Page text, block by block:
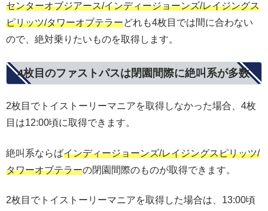
センターオブジアース/インディージョーンズ/レイジングス
ピリッツ/タワーオブテラーどれも4枚目では間に合わない
ので、絶対乗りたいものを取得します。
4枚目のファストパスは閉園間際に絶叫系が多数
2枚目でトイストーリーマニアを取得しなかった場合、4枚
目は12:00頃に取得できます。
絶叫系ならばインディージョーンズ/レイジングスピリッツ/
タワーオブテラーの閉園間際のものが取得できます。
2枚目でトイストーリーマニアを取得した場合は、13:00頃